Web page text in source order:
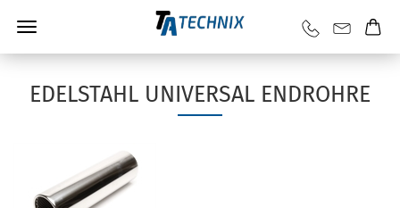
EDELSTAHL UNIVERSAL ENDROHRE